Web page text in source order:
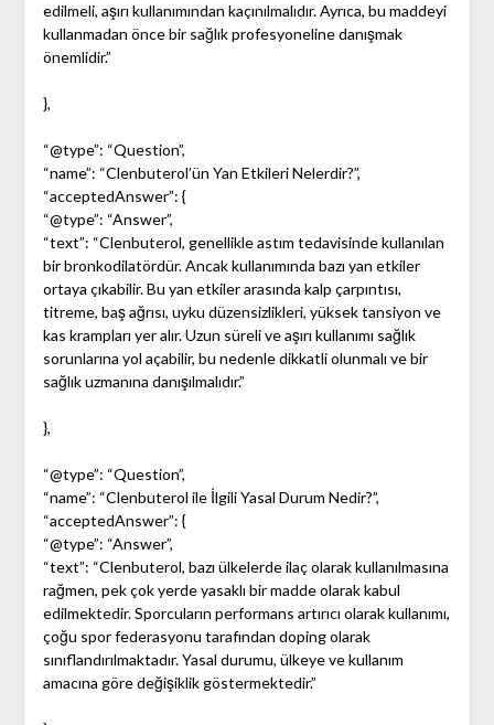
edilmeli, aşırı kullanımından kaçınılmalıdır. Ayrıca, bu maddeyi
kullanmadan önce bir sağlık profesyoneline danışmak
önemlidir.”
},
“@type”: “Question”,
“name”: “Clenbuterol’ün Yan Etkileri Nelerdir?”,
“acceptedAnswer”: {
“@type”: “Answer”,
“text”: “Clenbuterol, genellikle astım tedavisinde kullanılan
bir bronkodilatördür. Ancak kullanımında bazı yan etkiler
ortaya çıkabilir. Bu yan etkiler arasında kalp çarpıntısı,
titreme, baş ağrısı, uyku düzensizlikleri, yüksek tansiyon ve
kas krampları yer alır. Uzun süreli ve aşırı kullanımı sağlık
sorunlarına yol açabilir, bu nedenle dikkatli olunmalı ve bir
sağlık uzmanına danışılmalıdır.”
},
“@type”: “Question”,
“name”: “Clenbuterol ile İlgili Yasal Durum Nedir?”,
“acceptedAnswer”: {
“@type”: “Answer”,
“text”: “Clenbuterol, bazı ülkelerde ilaç olarak kullanılmasına
rağmen, pek çok yerde yasaklı bir madde olarak kabul
edilmektedir. Sporcuların performans artırıcı olarak kullanımı,
çoğu spor federasyonu tarafından doping olarak
sınıflandırılmaktadır. Yasal durumu, ülkeye ve kullanım
amacına göre değişiklik göstermektedir.”